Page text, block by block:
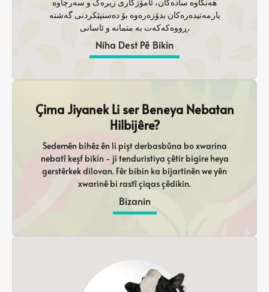
یارمەتیدەرەکان بدۆزەرەوە بۆ دەستپێکردنی گەشتە
ڕووەکەکەت بە متمانە و ئاسانی.
Niha Dest Pê Bikin
Çima Jiyanek Li ser Beneya Nebatan
Hilbijêre?
Sedemên bihêz ên li pişt derbasbûna bo xwarina
nebatî keşf bikin - ji tenduristiya çêtir bigire heya
gerstêrkek dilovan. Fêr bibin ka bijartinên we yên
xwarinê bi rastî çiqas çêdikin.
Bizanin